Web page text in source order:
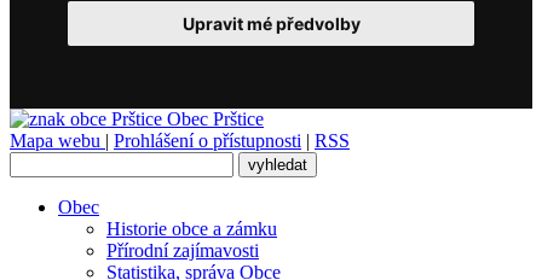
Upravit mé předvolby
Obec Prštice
Mapa webu | Prohlášení o přístupnosti | RSS
Obec
Historie obce a zámku
Přírodní zajímavosti
Statistika, správa Obce